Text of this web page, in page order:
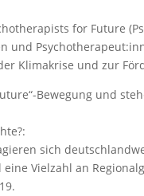
for Future
und
Klimakrise und zur
Bewegung und
sich
Vielzahl an